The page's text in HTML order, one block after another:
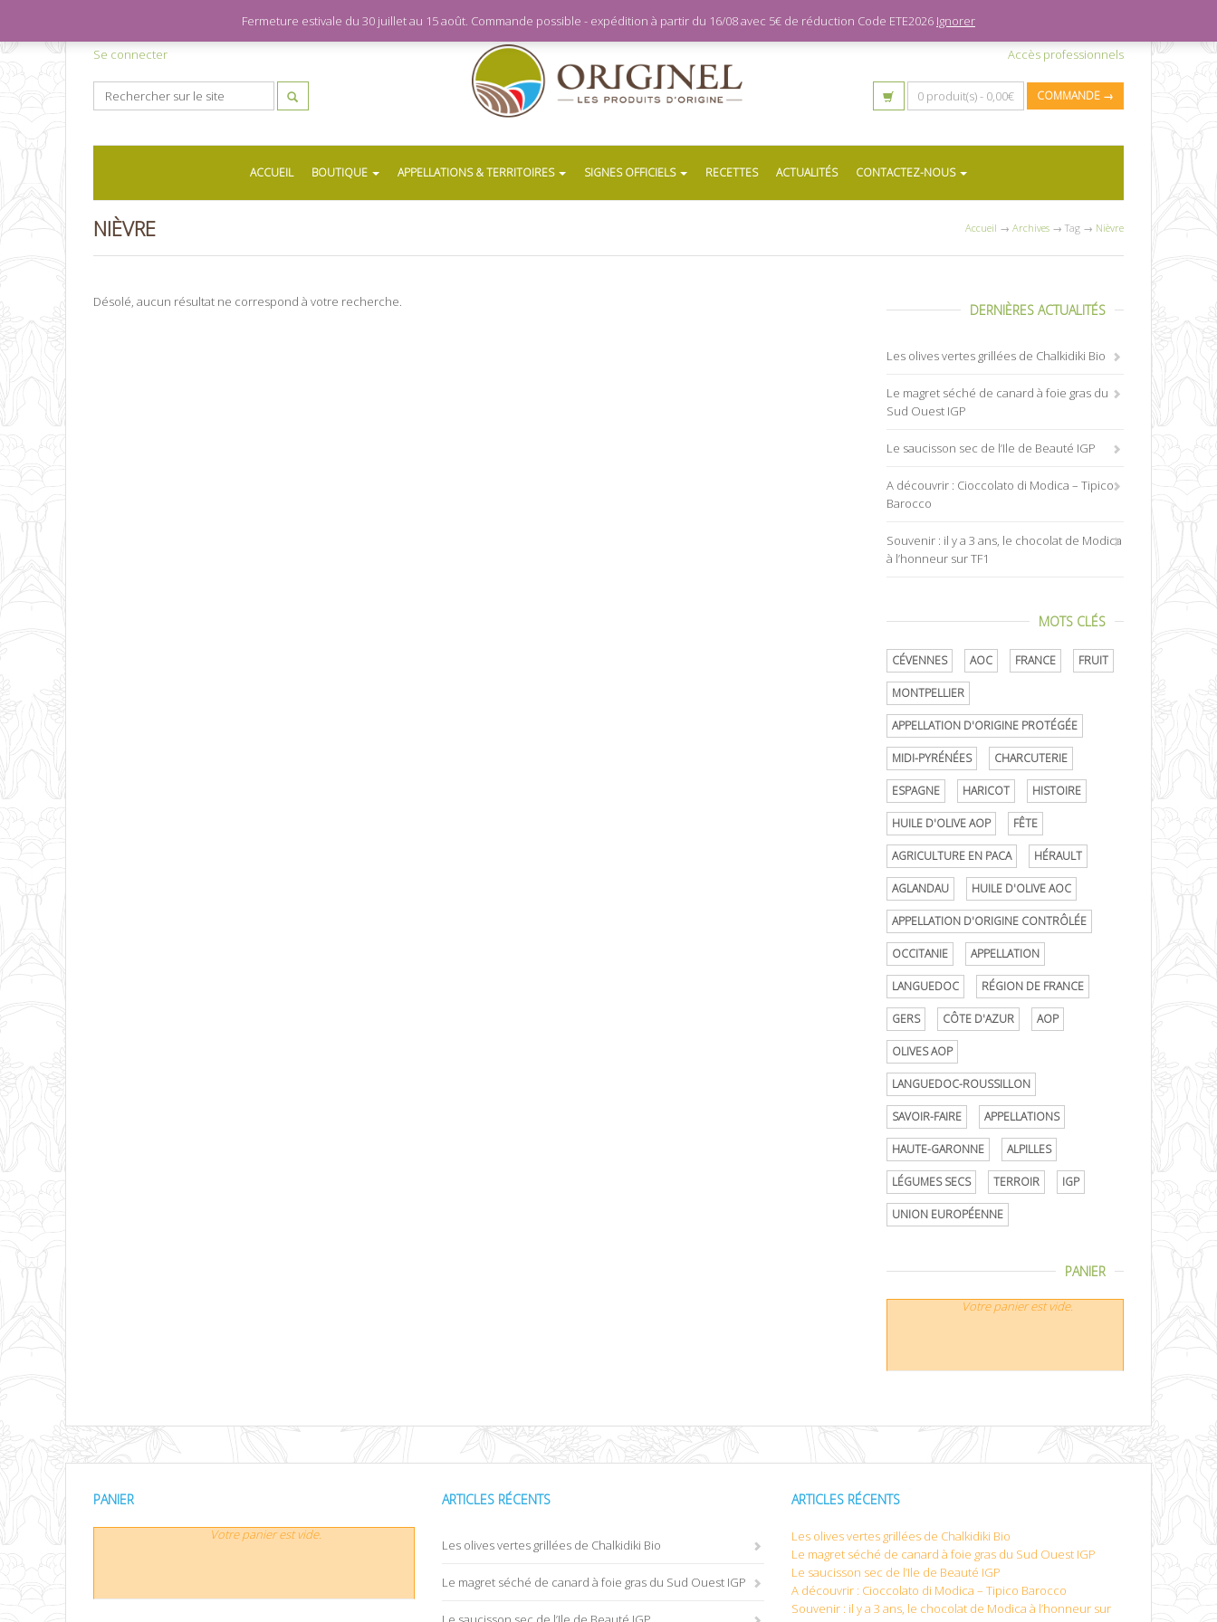
Se connecter Accès professionnels
0 produit(s) - 0,00€ COMMANDE →
ACCUEIL BOUTIQUE APPELLATIONS & TERRITOIRES SIGNES OFFICIELS RECETTES ACTUALITÉS CONTACTEZ-NOUS
NIÈVRE Accueil → Archives → Tag → Nièvre
Désolé, aucun résultat ne correspond à votre recherche. DERNIÈRES ACTUALITÉS
Les olives vertes grillées de Chalkidiki Bio
Le magret séché de canard à foie gras du
Sud Ouest IGP
Le saucisson sec de l’Ile de Beauté IGP
A découvrir : Cioccolato di Modica – Tipico
Barocco
Souvenir : il y a 3 ans, le chocolat de Modica
à l’honneur sur TF1
MOTS CLÉS
CÉVENNES AOC FRANCE FRUIT
MONTPELLIER
APPELLATION D'ORIGINE PROTÉGÉE
MIDI-PYRÉNÉES CHARCUTERIE
ESPAGNE HARICOT HISTOIRE
HUILE D'OLIVE AOP FÊTE
AGRICULTURE EN PACA HÉRAULT
AGLANDAU HUILE D'OLIVE AOC
APPELLATION D'ORIGINE CONTRÔLÉE
OCCITANIE APPELLATION
LANGUEDOC RÉGION DE FRANCE
GERS CÔTE D'AZUR AOP
OLIVES AOP
LANGUEDOC-ROUSSILLON
SAVOIR-FAIRE APPELLATIONS
HAUTE-GARONNE ALPILLES
LÉGUMES SECS TERROIR IGP
UNION EUROPÉENNE
PANIER
Votre panier est vide.
PANIER
Votre panier est vide.
ARTICLES RÉCENTS
Les olives vertes grillées de Chalkidiki Bio
Le magret séché de canard à foie gras du Sud Ouest IGP
ARTICLES RÉCENTS
Les olives vertes grillées de Chalkidiki Bio
Le magret séché de canard à foie gras du Sud Ouest IGP
Le saucisson sec de l’Ile de Beauté IGP
A découvrir : Cioccolato di Modica – Tipico Barocco
Souvenir : il y a 3 ans, le chocolat de Modica à l’honneur sur
Fermeture estivale du 30 juillet au 15 août. Commande possible - expédition à partir du 16/08 avec 5€ de réduction Code ETE2026 Ignorer